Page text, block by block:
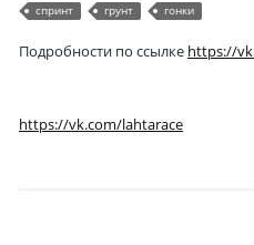
спринт грунт гонки
Подробности по ссылке https://
https://vk.com/lahtarace